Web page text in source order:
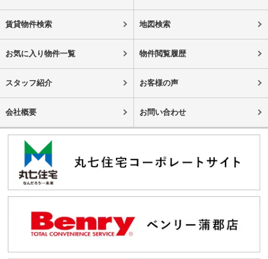
賃貸物件検索 地図検索
お気に入り物件一覧 物件閲覧履歴
スタッフ紹介 お客様の声
会社概要 お問い合わせ